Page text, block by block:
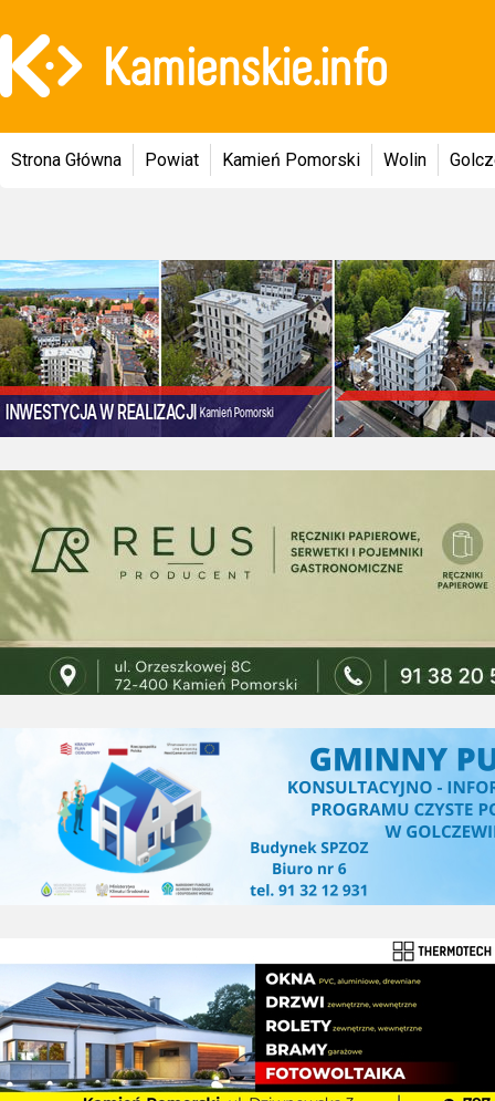
Strona Główna Powiat Kamień Pomorski Wolin